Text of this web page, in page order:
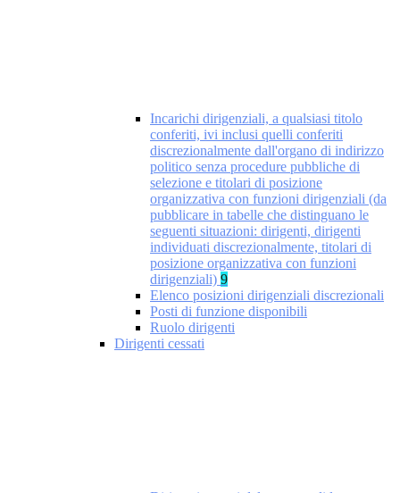
Incarichi dirigenziali, a qualsiasi titolo
conferiti, ivi inclusi quelli conferiti
discrezionalmente dall'organo di indirizzo
politico senza procedure pubbliche di
selezione e titolari di posizione
organizzativa con funzioni dirigenziali (da
pubblicare in tabelle che distinguano le
seguenti situazioni: dirigenti, dirigenti
individuati discrezionalmente, titolari di
posizione organizzativa con funzioni
dirigenziali) 9
Elenco posizioni dirigenziali discrezionali
Posti di funzione disponibili
Ruolo dirigenti
Dirigenti cessati